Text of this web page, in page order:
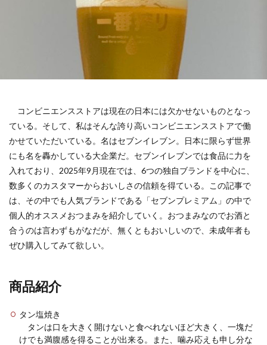
コンビニエンスストアは現在の日本には欠かせないものとなっ
ている。そして、私はそんな誇り高いコンビニエンスストアで働
かせていただいている。名はセブンイレブン。日本に限らず世界
にも名を轟かしている大企業だ。セブンイレブンでは食品に力を
入れており、2025年9月現在では、6つの独自ブランドを中心に、
数多くのカスタマーからおいしさの信頼を得ている。この記事で
は、その中でも人気ブランドである「セブンプレミアム」の中で
個人的オススメおつまみを紹介していく。おつまみなのでお酒と
合うのは言わずもがなだが、無くともおいしいので、未成年者も
ぜひ購入してみて欲しい。
商品紹介
タン塩焼き
タンは口を大きく開けないと食べれないほど大きく、一塊だ
けでも満腹感を得ることが出来る。また、噛み応えも申し分な